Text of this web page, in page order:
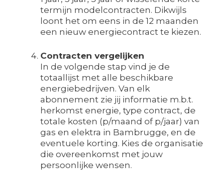
termijn modelcontracten. Dikwijls
loont het om eens in de 12 maanden
een nieuw energiecontract te kiezen.
Contracten vergelijken
In de volgende stap vind je de
totaallijst met alle beschikbare
energiebedrijven. Van elk
abonnement zie jij informatie m.b.t.
herkomst energie, type contract, de
totale kosten (p/maand of p/jaar) van
gas en elektra in Bambrugge, en de
eventuele korting. Kies de organisatie
die overeenkomst met jouw
persoonlijke wensen.